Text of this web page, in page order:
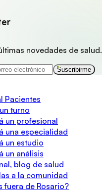
novedades de salud.
Suscribirme
Pacientes
turno
un profesional
una especialidad
un estudio
un análisis
blog de salud
a la comunidad
fuera de Rosario?